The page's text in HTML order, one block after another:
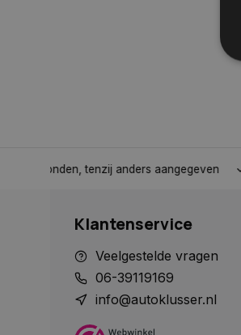
tenzij anders aangegeven Tot 30
Klantenservice
Veelgestelde vragen
06-39119169
info@autoklusser.nl